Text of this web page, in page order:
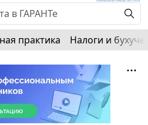
практика Налоги и